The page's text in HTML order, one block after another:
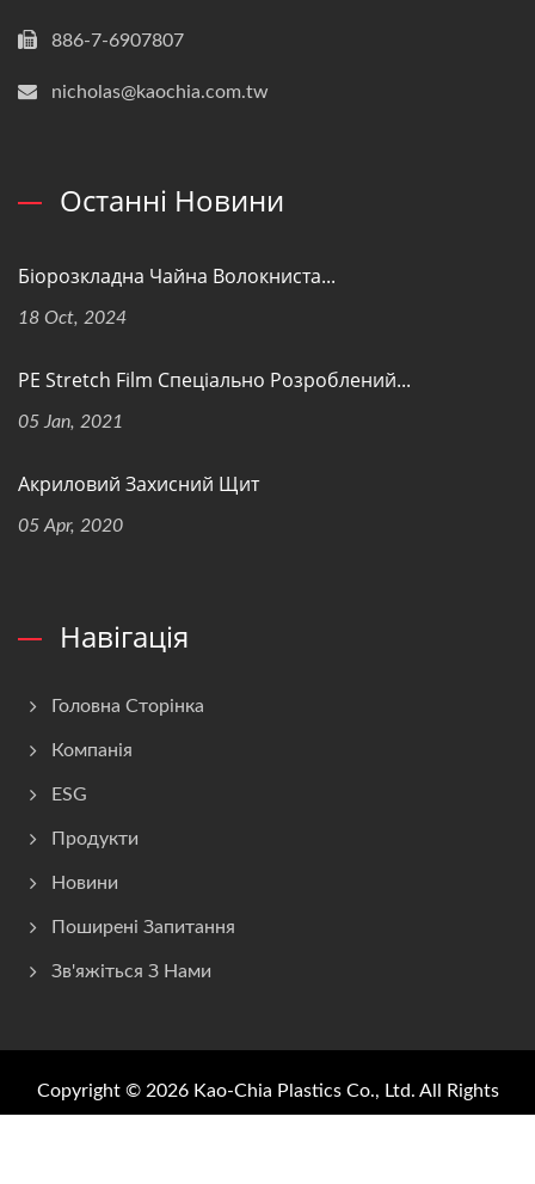
886-7-6907807
nicholas@kaochia.com.tw
Останні Новини
Біорозкладна Чайна Волокниста...
18 Oct, 2024
PE Stretch Film Спеціально Розроблений...
05 Jan, 2021
Акриловий Захисний Щит
05 Apr, 2020
Навігація
Головна Сторінка
Компанія
ESG
Продукти
Новини
Поширені Запитання
Зв'яжіться З Нами
Copyright © 2026 Kao-Chia Plastics Co., Ltd. All Rights